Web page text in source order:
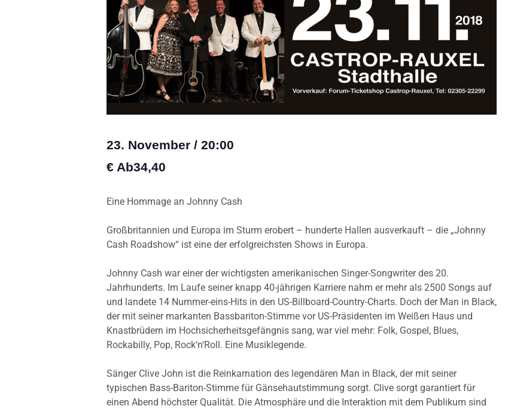
23. November / 20:00
€ Ab34,40
Eine Hommage an Johnny Cash
Großbritannien und Europa im Sturm erobert – hunderte Hallen ausverkauft – die „Johnny
Cash Roadshow“ ist eine der erfolgreichsten Shows in Europa.
Johnny Cash war einer der wichtigsten amerikanischen Singer-Songwriter des 20.
Jahrhunderts. Im Laufe seiner knapp 40-jährigen Karriere nahm er mehr als 2500 Songs auf
und landete 14 Nummer-eins-Hits in den US-Billboard-Country-Charts. Doch der Man in Black,
der mit seiner markanten Bassbariton-Stimme vor US-Präsidenten im Weißen Haus und
Knastbrüdern im Hochsicherheitsgefängnis sang, war viel mehr: Folk, Gospel, Blues,
Rockabilly, Pop, Rock‘n‘Roll. Eine Musiklegende.
Sänger Clive John ist die Reinkarnation des legendären Man in Black, der mit seiner
typischen Bass-Bariton-Stimme für Gänsehautstimmung sorgt. Clive sorgt garantiert für
einen Abend höchster Qualität. Die Atmosphäre und die Interaktion mit dem Publikum sind